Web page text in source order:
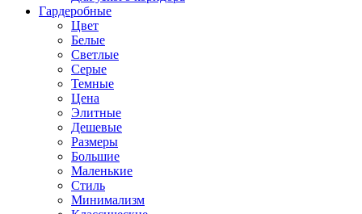
Гардеробные
Цвет
Белые
Светлые
Серые
Темные
Цена
Элитные
Дешевые
Размеры
Большие
Маленькие
Стиль
Минимализм